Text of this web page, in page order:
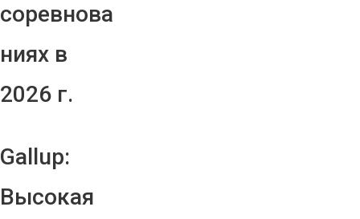
соревнова
ниях в
2026 г.
Gallup:
Высокая